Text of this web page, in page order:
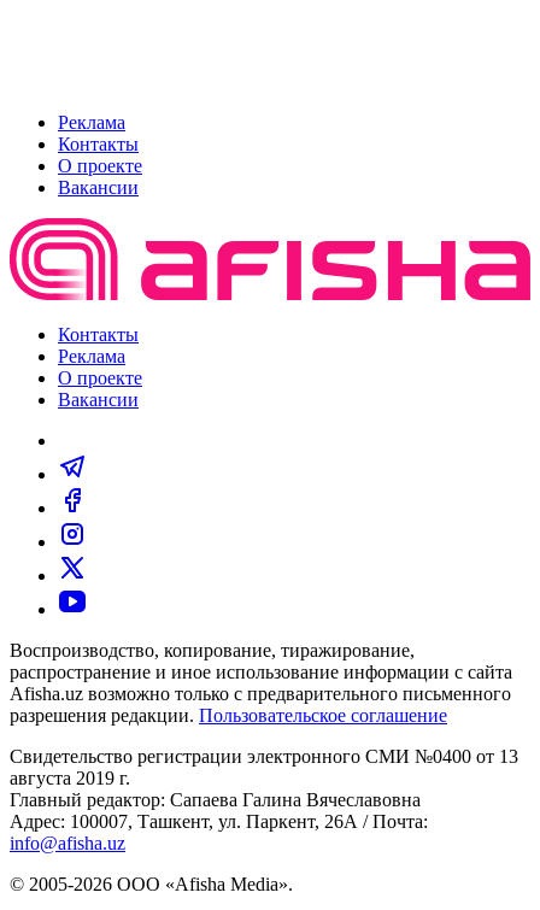
Реклама
Контакты
О проекте
Вакансии
Контакты
Реклама
О проекте
Вакансии
Воспроизводство, копирование, тиражирование,
распространение и иное использование информации с сайта
Afisha.uz возможно только с предварительного письменного
разрешения редакции. Пользовательское соглашение
Свидетельство регистрации электронного СМИ №0400 от 13
августа 2019 г.
Главный редактор: Сапаева Галина Вячеславовна
Адрес: 100007, Ташкент, ул. Паркент, 26А / Почта:
info@afisha.uz
© 2005-2026 ООО «Afisha Media».